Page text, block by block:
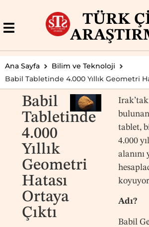
TÜRK
Ana Sayfa
Bilim ve Teknoloji
Babil Tabletinde 4.000 Yıllık Geometri
Babil
Tabletinde
4.000
Yıllık
Geometri
Hatası
Ortaya
Çıktı
tablet,
4.000
alanını
Adı?
Babil